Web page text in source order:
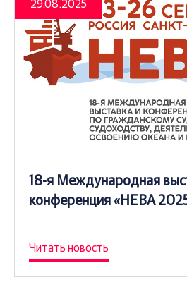
29.08.2025
18-я Международная
конференция «НЕВА
Читать новость